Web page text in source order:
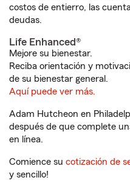
costos de entierro, las
deudas.
Life Enhanced®
Mejore su bienestar.
Reciba orientación y
de su bienestar general.
Aquí puede ver más.
Adam Hutcheon en
después de que complete
en línea.
Comience su cotización de
y sencillo!